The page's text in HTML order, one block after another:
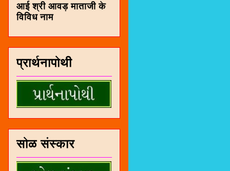
आई श्री आवड़ माताजी के
विविध नाम
प्रार्थनापोथी
सोळ संस्कार